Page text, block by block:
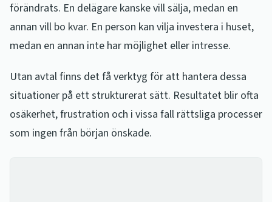
förändrats. En delägare kanske vill sälja, medan en
annan vill bo kvar. En person kan vilja investera i huset,
medan en annan inte har möjlighet eller intresse.
Utan avtal finns det få verktyg för att hantera dessa
situationer på ett strukturerat sätt. Resultatet blir ofta
osäkerhet, frustration och i vissa fall rättsliga processer
som ingen från början önskade.